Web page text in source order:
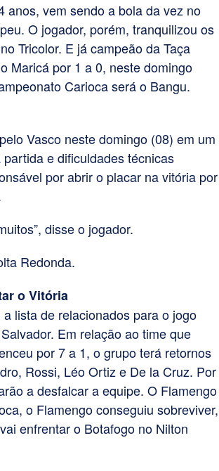
anos, vem sendo a bola da vez no
O jogador, porém, tranquilizou os
Tricolor. E já campeão da Taça
Maricá por 1 a 0, neste domingo
Carioca será o Bangu.
Vasco neste domingo (08) em um
e dificuldades técnicas
por abrir o placar na vitória por
disse o jogador.
Redonda.
o Vitória
lista de relacionados para o jogo
Em relação ao time que
por 7 a 1, o grupo terá retornos
Rossi, Léo Ortiz e De la Cruz. Por
a desfalcar a equipe. O Flamengo
o Flamengo conseguiu sobreviver,
enfrentar o Botafogo no Nilton